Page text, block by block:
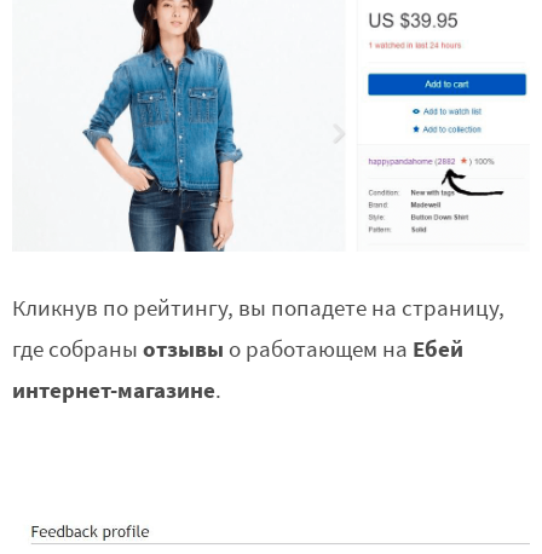
Кликнув по рейтингу, вы попадете на страницу,
где собраны отзывы о работающем на Ебей
интернет-магазине.